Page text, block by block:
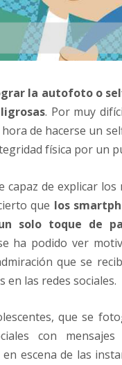
la autofoto o
. Por muy
de hacerse un
física por un
de explicar
que los
solo toque de
ha podido ver
que se
las redes sociales.
que se
con mensajes
escena de las